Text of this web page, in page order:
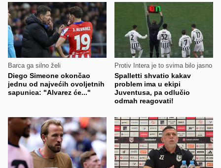
Barca ga silno želi
Diego Simeone okončao
jednu od najvećih ovoljetnih
sapunica: "Alvarez će..."
Protiv Intera je to svima bilo jasno
Spalletti shvatio kakav
problem ima u ekipi
Juventusa, pa odlučio
odmah reagovati!